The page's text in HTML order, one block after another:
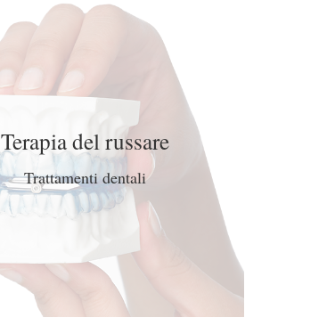
Terapia del russare
Trattamenti dentali